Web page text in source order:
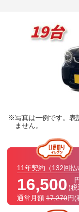
写真は一例です。表
ません。
11年契約 （132回払
16,500 (税
通常月額 17,270円(